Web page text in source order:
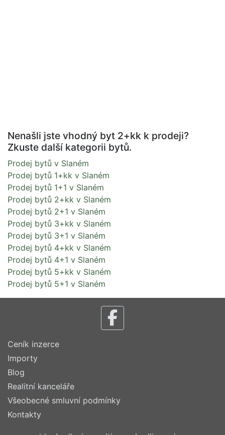
Nenašli jste vhodný byt 2+kk k prodeji?
Zkuste další kategorii bytů.
Prodej bytů v Slaném
Prodej bytů 1+kk v Slaném
Prodej bytů 1+1 v Slaném
Prodej bytů 2+kk v Slaném
Prodej bytů 2+1 v Slaném
Prodej bytů 3+kk v Slaném
Prodej bytů 3+1 v Slaném
Prodej bytů 4+kk v Slaném
Prodej bytů 4+1 v Slaném
Prodej bytů 5+kk v Slaném
Prodej bytů 5+1 v Slaném
Ceník inzerce
Importy
Blog
Realitní kanceláře
Všeobecné smluvní podmínky
Kontakty